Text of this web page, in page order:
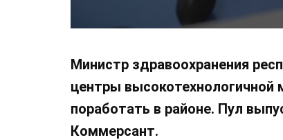
Министр здравоохранения
центры
поработать в районе. Пул
Коммерсант.